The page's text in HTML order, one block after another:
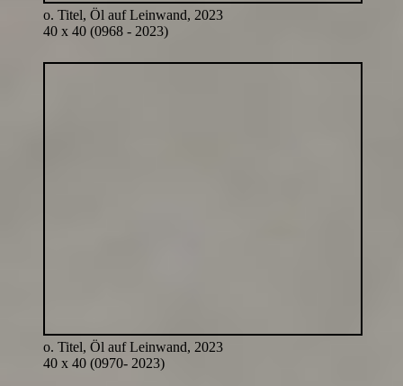
o. Titel, Öl auf Leinwand, 2023
40 x 40 (0968 - 2023)
o. Titel, Öl auf Leinwand, 2023
40 x 40 (0970- 2023)